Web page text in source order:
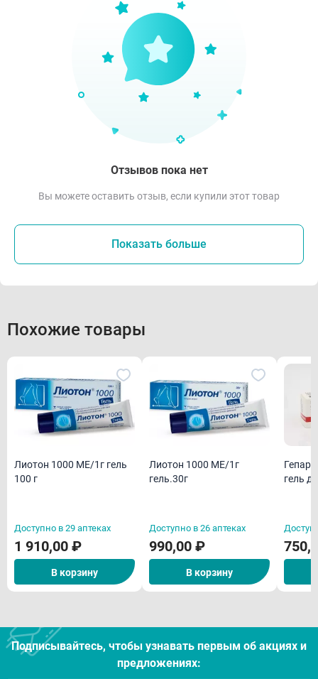
Отзывов пока нет
Вы можете оставить отзыв, если купили этот товар
Показать больше
Похожие товары
Лиотон 1000 МЕ/1г гель
100 г
Доступно в 29 аптеках
1 910,00 ₽
В корзину
Лиотон 1000 МЕ/1г
гель.30г
Доступно в 26 аптеках
990,00 ₽
В корзину
гель
Подписывайтесь, чтобы узнавать первым об акцияx и
предложениях: